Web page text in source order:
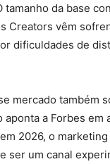
tamanho da base
Creators vêm
dificuldades de
mercado também
aponta a Forbes em
2026, o
ser um canal